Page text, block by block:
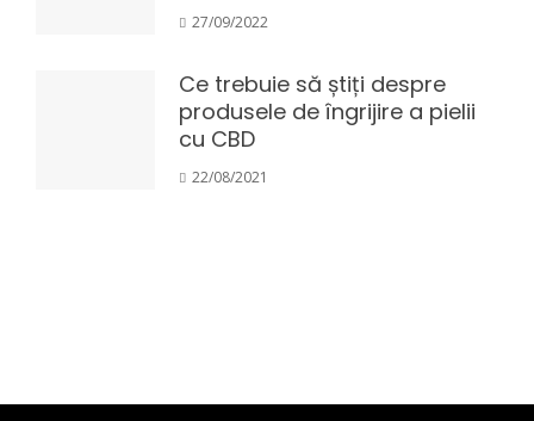
27/09/2022
Ce trebuie să știți despre
produsele de îngrijire a pielii
cu CBD
22/08/2021